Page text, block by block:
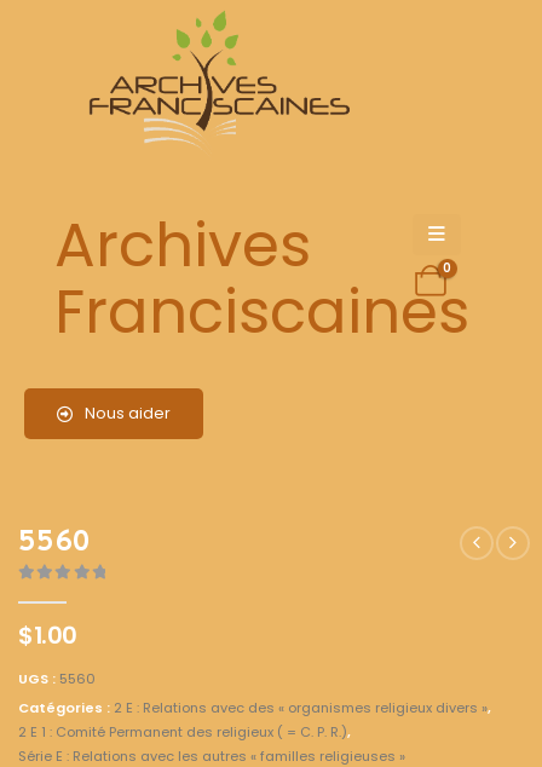
Archives
Franciscaines
Nous aider
0
5560
$1.00
UGS : 5560
Catégories : 2 E : Relations avec des « organismes religieux divers »,
2 E 1 : Comité Permanent des religieux ( = C. P. R.),
Série E : Relations avec les autres « familles religieuses »